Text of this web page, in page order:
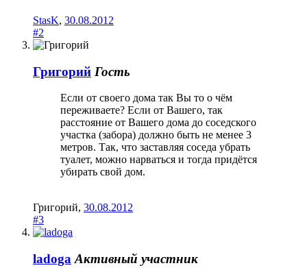
StasK, 30.08.2012
#2
Григорий Гость
Если от своего дома так Вы то о чём
переживаете? Если от Вашего, так
расстояние от Вашего дома до соседского
участка (забора) должно быть не менее 3
метров. Так, что заставляя соседа убрать
туалет, можно нарваться и тогда придётся
убирать свой дом.
Григорий, 30.08.2012
#3
ladoga Активный участник